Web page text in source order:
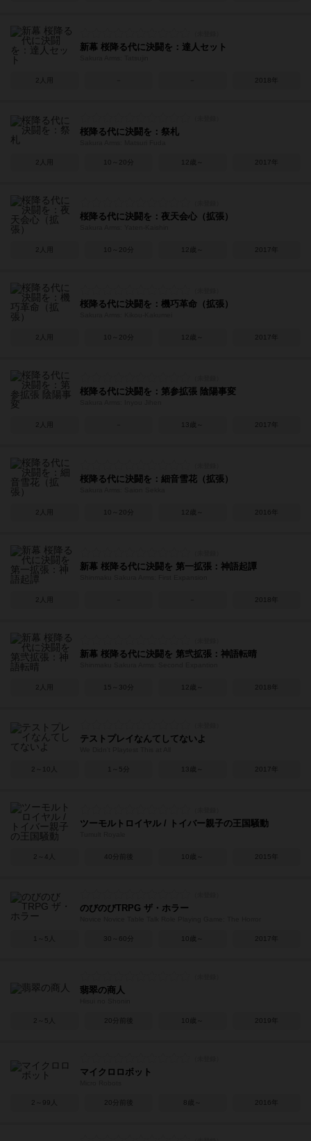
新幕 桜降る代に決闘を：達人セット
2人用 2018年
桜降る代に決闘を：祭札
2人用 10～20分 12歳～ 2017年
桜降る代に決闘を：夜天会心（拡張）
2人用 10～20分 12歳～ 2017年
桜降る代に決闘を：機巧革命（拡張）
2人用 10～20分 12歳～ 2017年
桜降る代に決闘を：第参拡張 陰陽事変
2人用 13歳～ 2017年
桜降る代に決闘を：細音雪花（拡張）
2人用 10～20分 12歳～ 2016年
新幕 桜降る代に決闘を 第一拡張：神語起譚
2人用 2018年
新幕 桜降る代に決闘を 第弐拡張：神語転晴
2人用 15～30分 12歳～ 2018年
テストプレイなんてしてないよ
2～10人 1～5分 13歳～ 2017年
ツーモルトロイヤル / トイバー親子の王国騒動
2～4人 40分前後 10歳～ 2015年
のびのびTRPG ザ・ホラー
1～5人 30～60分 10歳～ 2017年
翡翠の商人
2～5人 20分前後 10歳～ 2019年
マイクロロボット
2～99人 20分前後 8歳～ 2016年